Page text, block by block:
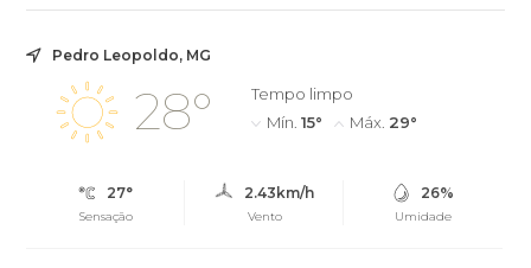
Pedro Leopoldo, MG
28°
Tempo limpo
Mín. 15° Máx. 29°
27°
Sensação
2.43km/h
Vento
26%
Umidade